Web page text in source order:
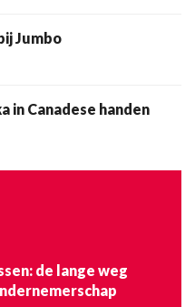
Jumbo
in Canadese handen
de lange weg